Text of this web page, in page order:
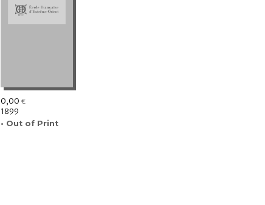
0,00 €
1899
• Out of Print